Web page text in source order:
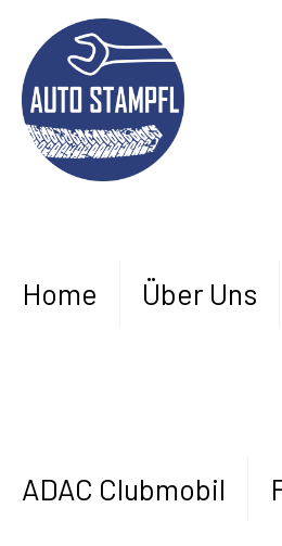
Home Über Uns
ADAC Clubmobil